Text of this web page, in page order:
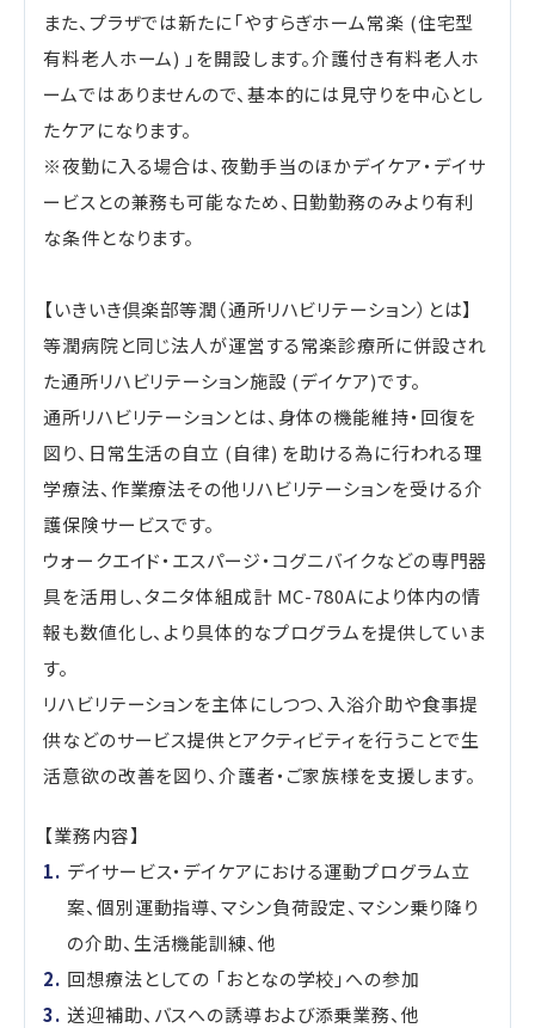
また、プラザでは新たに「やすらぎホーム常楽 (住宅型
有料老人ホーム) 」を開設します。介護付き有料老人ホ
ームではありませんので、基本的には見守りを中心とし
たケアになります。
※夜勤に入る場合は、夜勤手当のほかデイケア・デイサ
ービスとの兼務も可能なため、日勤勤務のみより有利
な条件となります。
【いきいき倶楽部等潤（通所リハビリテーション）とは】
等潤病院と同じ法人が運営する常楽診療所に併設され
た通所リハビリテーション施設 (デイケア)です。
通所リハビリテーションとは、身体の機能維持・回復を
図り、日常生活の自立 (自律) を助ける為に行われる理
学療法、作業療法その他リハビリテーションを受ける介
護保険サービスです。
ウォークエイド・エスパージ・コグニバイクなどの専門器
具を活用し、タニタ体組成計 MC-780Aにより体内の情
報も数値化し、より具体的なプログラムを提供していま
す。
リハビリテーションを主体にしつつ、入浴介助や食事提
供などのサービス提供とアクティビティを行うことで生
活意欲の改善を図り、介護者・ご家族様を支援します。
【業務内容】
デイサービス・デイケアにおける運動プログラム立
案、個別運動指導、マシン負荷設定、マシン乗り降り
の介助、生活機能訓練、他
回想療法としての 「おとなの学校」への参加
送迎補助、バスへの誘導および添乗業務、他